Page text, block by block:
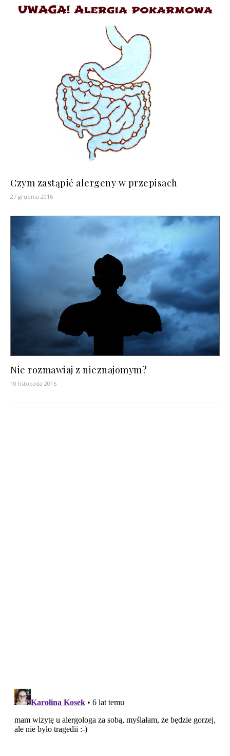
Czym zastąpić alergeny w przepisach
27 grudnia 2016
Nie rozmawiaj z nieznajomym?
10 listopada 2016